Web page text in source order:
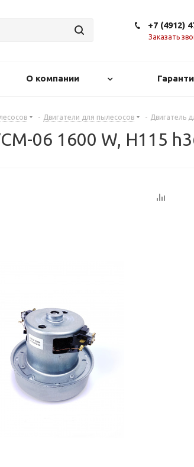
+7 (4912)
Заказать
О компании
- Двигатели для пылесосов - Двигатель
06 1600 W, H115